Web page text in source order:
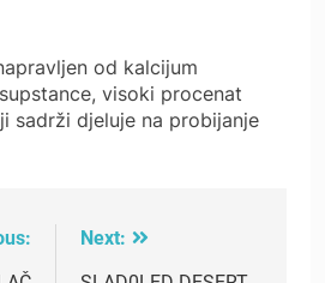
od kalcijum
visoki procenat
sadrži djeluje na probijanje
Next: